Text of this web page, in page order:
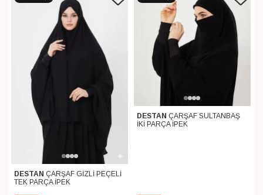
DESTAN ÇARŞAF GİZLİ PEÇELİ
TEK PARÇA İPEK
DESTAN ÇARŞAF SULTANBAŞ
İKİ PARÇA İPEK